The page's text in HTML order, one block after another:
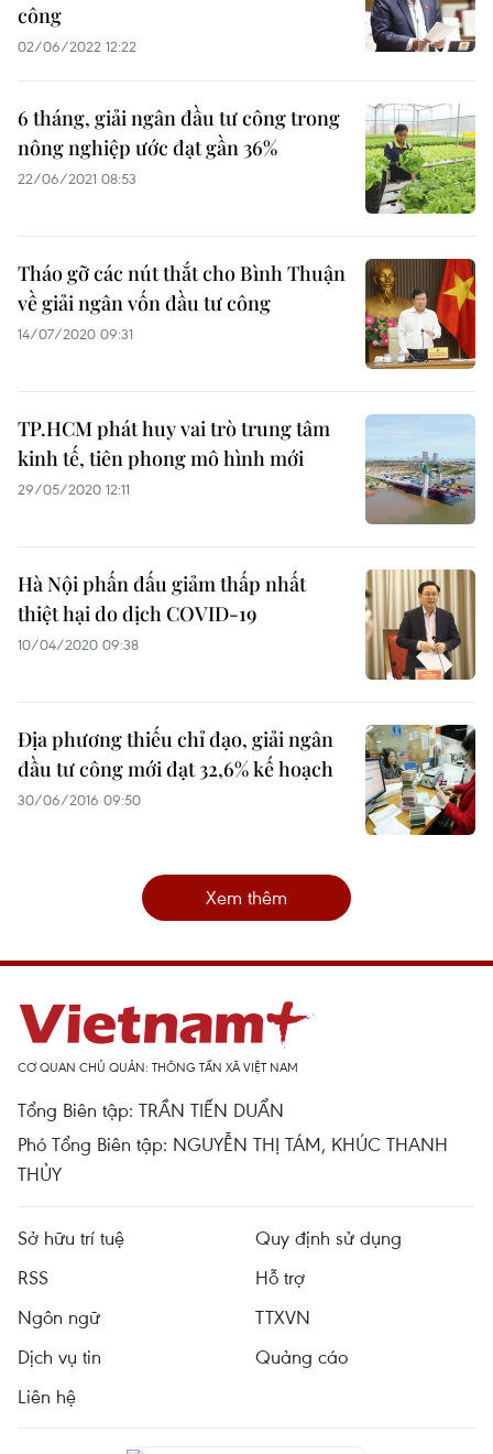
công
02/06/2022 12:22
6 tháng, giải ngân đầu tư công trong
nông nghiệp ước đạt gần 36%
22/06/2021 08:53
Tháo gỡ các nút thắt cho Bình Thuận
về giải ngân vốn đầu tư công
14/07/2020 09:31
TP.HCM phát huy vai trò trung tâm
kinh tế, tiên phong mô hình mới
29/05/2020 12:11
Hà Nội phấn đấu giảm thấp nhất
thiệt hại do dịch COVID-19
10/04/2020 09:38
Địa phương thiếu chỉ đạo, giải ngân
đầu tư công mới đạt 32,6% kế hoạch
30/06/2016 09:50
Xem thêm
CƠ QUAN CHỦ QUẢN: THÔNG TẤN XÃ VIỆT NAM
Tổng Biên tập: TRẦN TIẾN DUẨN
Phó Tổng Biên tập: NGUYỄN THỊ TÁM, KHÚC THANH
THỦY
Sở hữu trí tuệ
Quy định sử dụng
RSS
Hỗ trợ
Ngôn ngữ
TTXVN
Dịch vụ tin
Quảng cáo
Liên hệ